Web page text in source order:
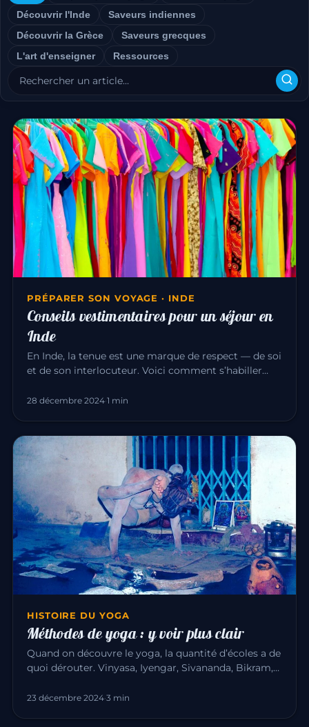
Découvrir l'Inde
Saveurs indiennes
Découvrir la Grèce
Saveurs grecques
L'art d'enseigner
Ressources
PRÉPARER SON VOYAGE · INDE
Conseils vestimentaires pour un séjour en
Inde
En Inde, la tenue est une marque de respect — de soi
et de son interlocuteur. Voici comment s’habiller
28 décembre 2024·1 min
HISTOIRE DU YOGA
Méthodes de yoga : y voir plus clair
Quand on découvre le yoga, la quantité d’écoles a de
quoi dérouter. Vinyasa, Iyengar, Sivananda, Bikram,
23 décembre 2024·3 min